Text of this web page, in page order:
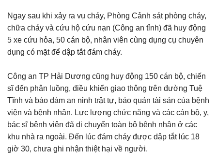
Ngay sau khi xảy ra vụ cháy, Phòng Cảnh sát phòng cháy,
chữa cháy và cứu hộ cứu nạn (Công an tỉnh) đã huy động
5 xe cứu hỏa, 50 cán bộ, nhân viên cùng dụng cụ chuyên
dụng có mặt để dập tắt đám cháy.
Công an TP Hải Dương cũng huy động 150 cán bộ, chiến
sĩ đến phân luồng, điều khiển giao thông trên đường Tuệ
Tĩnh và bảo đảm an ninh trật tự, bảo quản tài sản của bệnh
viện và bệnh nhân. Lực lượng chức năng và các cán bộ, y,
bác sĩ bệnh viện đã di chuyển toàn bộ bệnh nhân ở các
khu nhà ra ngoài. Đến lúc đám cháy được dập tắt lúc 18
giờ 30, chưa ghi nhận thiệt hại về người.